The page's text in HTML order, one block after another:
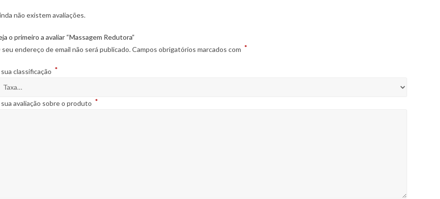
não existem avaliações.
o primeiro a avaliar “Massagem Redutora”
seu endereço de email não será publicado.Campos obrigatórios marcados com *
classificação *
avaliação sobre o produto *